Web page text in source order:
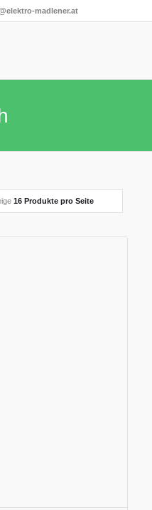
madlener.at
16 Produkte pro Seite